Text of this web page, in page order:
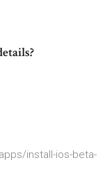
install-ios-beta-